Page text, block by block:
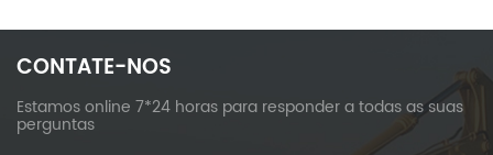
CONTATE-NOS
Estamos online 7*24 horas para responder a todas as suas
perguntas